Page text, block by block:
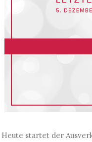
Heute startet der